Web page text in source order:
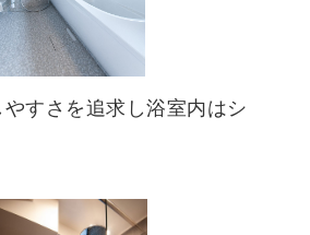
すさを追求し浴室内はシ